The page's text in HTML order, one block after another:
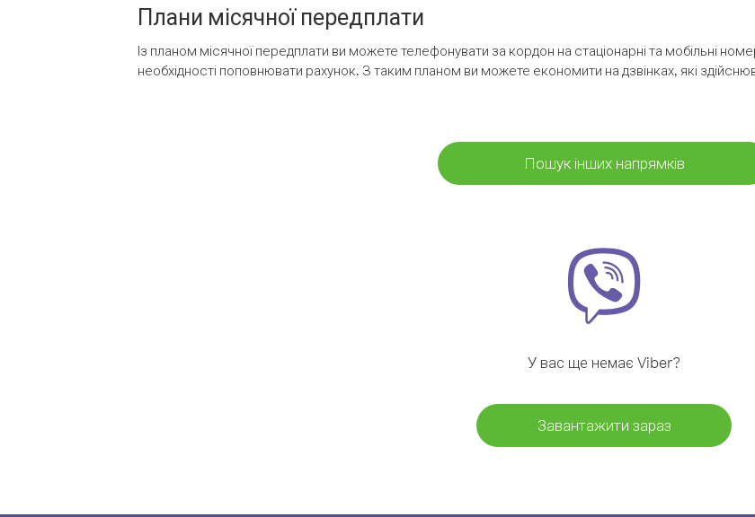
Плани місячної передплати
Із планом місячної передплати ви можете телефонувати за кордон на стаціонарні та мобільні
необхідності поповнювати рахунок. З таким планом ви можете економити на дзвінках, які
Пошук інших напрямків
У вас ще немає Viber?
Завантажити зараз